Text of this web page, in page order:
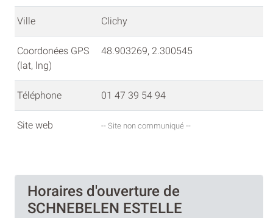
Ville Clichy
Coordonées GPS
(lat, lng)
48.903269, 2.300545
Téléphone 01 47 39 54 94
Site web -- Site non communiqué --
Horaires d'ouverture de
SCHNEBELEN ESTELLE